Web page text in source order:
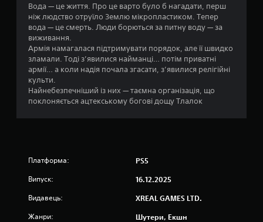
о
Вода — це життя. Про це варто було б нагадати, перш
ніж людство отруїло Землю мікропластиком. Тепер
вода — це смерть. Люди борються за питну воду — за
виживання.
Армія намагалася підтримувати порядок, але її швидко
зламали. Тоді з’явилися найманці… потім приватні
армії… а коли надія почала згасати, з’явилися релігійні
культи.
Найнебезпечніший із них — таємна організація, що
поклоняється ацтекському богові дощу Тлалок
Платформа: PS5
Випуск: 16.12.2025
Видавець: XREAL GAMES LTD.
Жанри: Шутери, Екшн